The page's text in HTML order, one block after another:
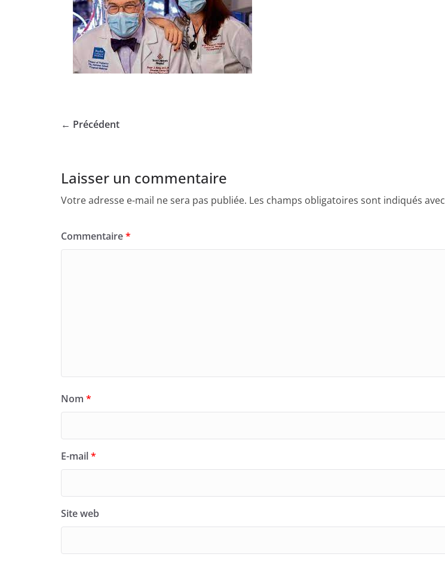
← Précédent
Laisser un commentaire
Votre adresse e-mail ne sera pas publiée. Les champs obligatoires sont indiqués avec
Commentaire*
Nom *
E-mail*
Site web